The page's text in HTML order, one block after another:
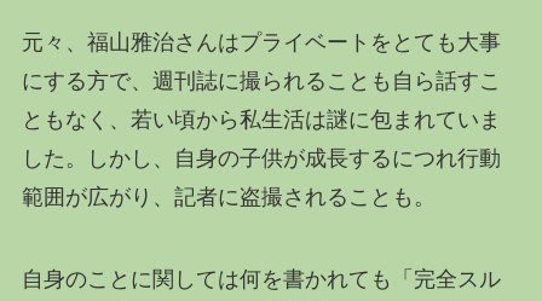
元々、福山雅治さんはプライベートをとても大事
にする方で、週刊誌に撮られることも自ら話すこ
ともなく、若い頃から私生活は謎に包まれていま
した。しかし、自身の子供が成長するにつれ行動
範囲が広がり、記者に盗撮されることも。
自身のことに関しては何を書かれても「完全スル